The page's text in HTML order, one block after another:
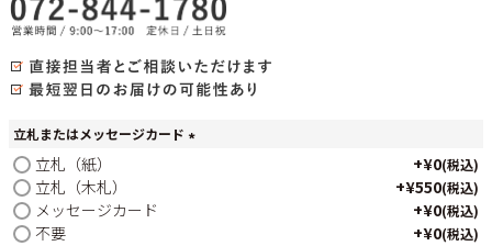
立札またはメッセージカード
立札（紙） +¥0 税込
立札（木札） +¥550 税込
メッセージカード +¥0 税込
不要 +¥0 税込